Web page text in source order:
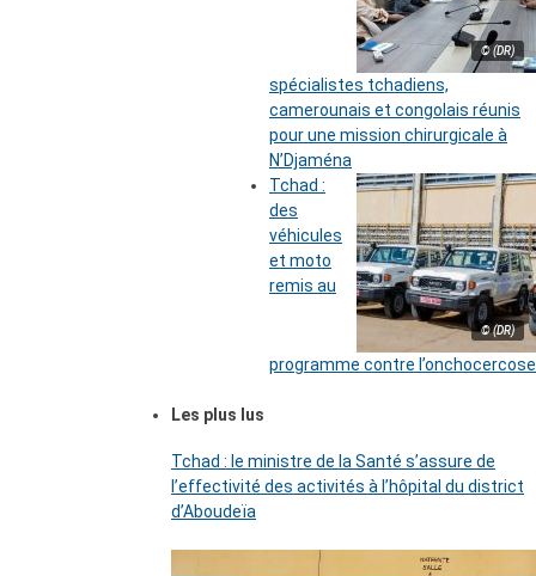
© (DR)
spécialistes tchadiens,
camerounais et congolais réunis
pour une mission chirurgicale à
N’Djaména
© (DR)
Tchad :
des
véhicules
et moto
remis au
programme contre l’onchocercose
Les plus lus
Tchad : le ministre de la Santé s’assure de
l’effectivité des activités à l’hôpital du district
d’Aboudeïa